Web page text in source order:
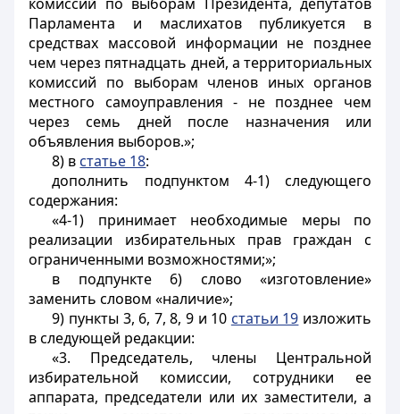
Парламента и маслихатов публикуется в
средствах массовой информации не позднее
чем через пятнадцать дней, а территориальных
комиссий по выборам членов иных органов
местного самоуправления - не позднее чем
через семь дней после назначения или
объявления выборов.»;
8) в статье 18:
дополнить подпунктом 4-1) следующего
содержания:
«4-1) принимает необходимые меры по
реализации избирательных прав граждан с
ограниченными возможностями;»;
в подпункте 6) слово «изготовление»
заменить словом «наличие»;
9) пункты 3, 6, 7, 8, 9 и 10 статьи 19 изложить
в следующей редакции:
«3. Председатель, члены Центральной
избирательной комиссии, сотрудники ее
аппарата, председатели или их заместители, а